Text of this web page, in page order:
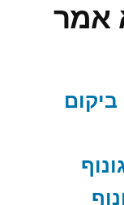
אמר